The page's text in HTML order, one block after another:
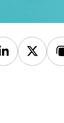
LinkedinTwitter